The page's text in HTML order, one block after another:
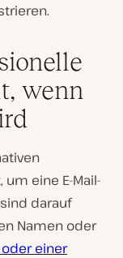
wenn
eine E-Mail-
darauf
Namen oder
einer